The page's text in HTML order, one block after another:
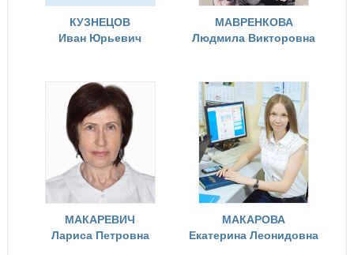
КУЗНЕЦОВ
Иван Юрьевич
МАВРЕНКОВА
Людмила Викторовна
МАКАРЕВИЧ
Лариса Петровна
МАКАРОВА
Екатерина Леонидовна